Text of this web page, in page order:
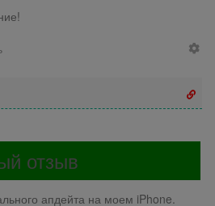
отзыв
апдейта на моем iPhone.